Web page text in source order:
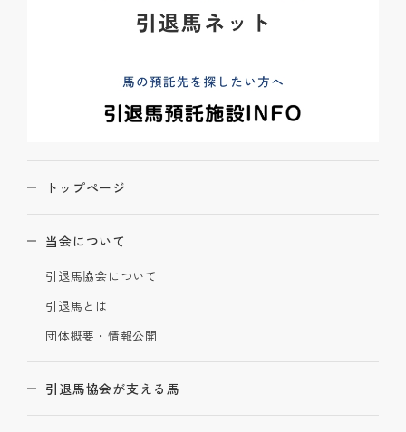
トップページ
当会について
引退馬協会について
引退馬とは
団体概要・情報公開
引退馬協会が支える馬